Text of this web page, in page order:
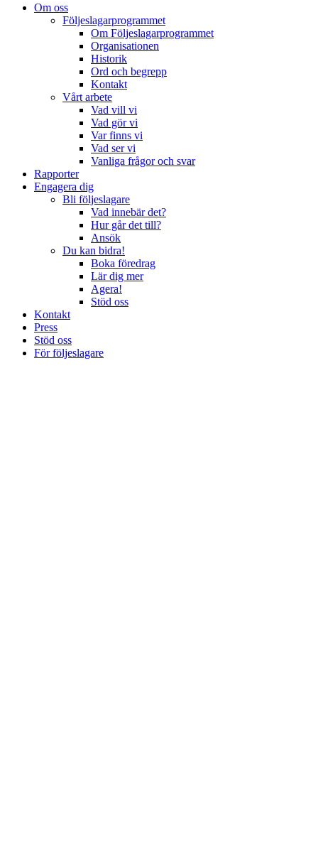
Om oss
Följeslagarprogrammet
Om Följeslagarprogrammet
Organisationen
Historik
Ord och begrepp
Kontakt
Vårt arbete
Vad vill vi
Vad gör vi
Var finns vi
Vad ser vi
Vanliga frågor och svar
Rapporter
Engagera dig
Bli följeslagare
Vad innebär det?
Hur går det till?
Ansök
Du kan bidra!
Boka föredrag
Lär dig mer
Agera!
Stöd oss
Kontakt
Press
Stöd oss
För följeslagare